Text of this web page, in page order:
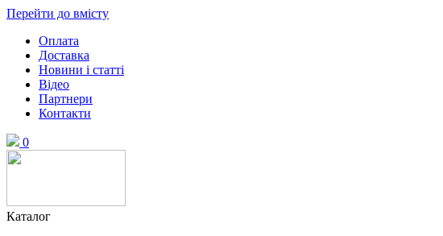
Перейти до вмісту
Оплата
Доставка
Новини і статті
Відео
Партнери
Контакти
0
Каталог